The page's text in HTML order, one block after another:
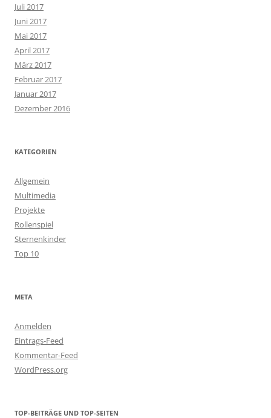
Juli 2017
Juni 2017
Mai 2017
April 2017
März 2017
Februar 2017
Januar 2017
Dezember 2016
KATEGORIEN
Allgemein
Multimedia
Projekte
Rollenspiel
Sternenkinder
Top 10
META
Anmelden
Eintrags-Feed
Kommentar-Feed
WordPress.org
TOP-BEITRÄGE UND TOP-SEITEN